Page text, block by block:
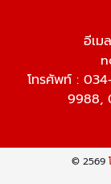
อีเม
โทรศัพท์ :
9988,
© 2569